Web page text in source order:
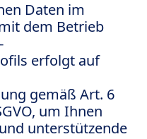
Daten im
dem Betrieb
erfolgt auf
gemäß Art. 6
um Ihnen
unterstützende